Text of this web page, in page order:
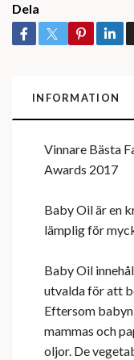
Dela
INFORMATION
Vinnare Bästa
Awards 2017
Baby Oil är en
lämplig för
Baby Oil
utvalda för att
Eftersom
mammas och
oljor. De